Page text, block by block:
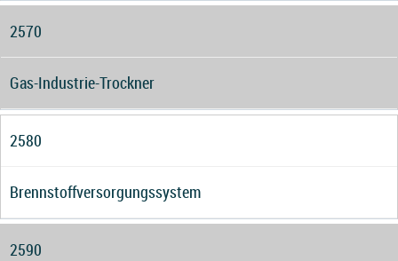
2570
Gas-Industrie-Trockner
2580
Brennstoffversorgungssystem
2590